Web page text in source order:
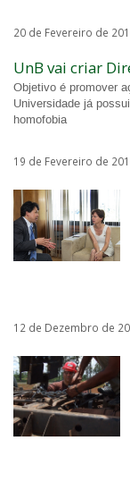
20 de Fevereiro de
UnB vai criar
Objetivo é promover
Universidade já
homofobia
19 de Fevereiro de
12 de Dezembro de